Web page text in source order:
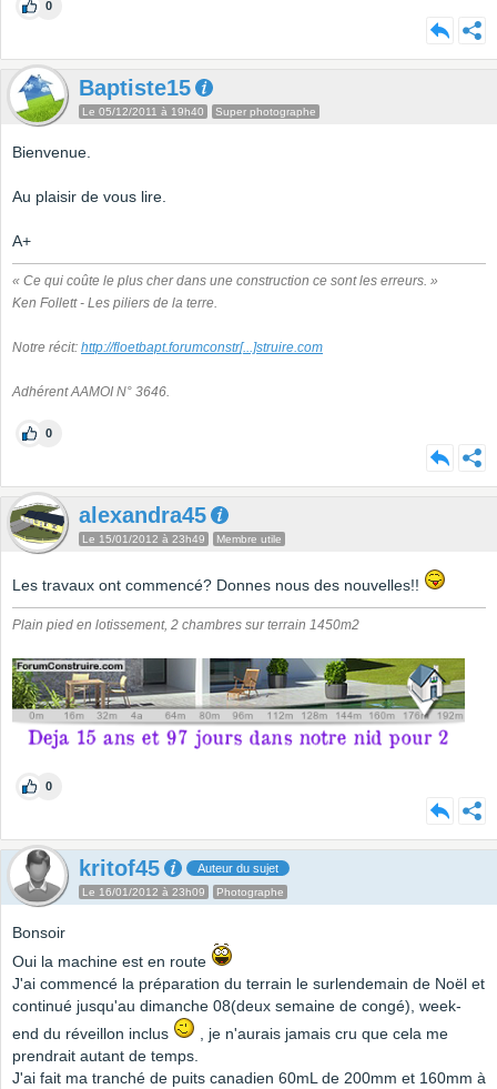
0
Baptiste15
Le 05/12/2011 à 19h40 Super photographe
Bienvenue.
Au plaisir de vous lire.
A+
« Ce qui coûte le plus cher dans une construction ce sont les erreurs. »
Ken Follett - Les piliers de la terre.
Notre récit: http://floetbapt.forumconstr[...]struire.com
Adhérent AAMOI N° 3646.
0
alexandra45
Le 15/01/2012 à 23h49 Membre utile
Les travaux ont commencé? Donnes nous des nouvelles!!
Plain pied en lotissement, 2 chambres sur terrain 1450m2
0
kritof45 Auteur du sujet
Le 16/01/2012 à 23h09 Photographe
Bonsoir
Oui la machine est en route
J'ai commencé la préparation du terrain le surlendemain de Noël et
continué jusqu'au dimanche 08(deux semaine de congé), week-
end du réveillon inclus
, je n'aurais jamais cru que cela me
prendrait autant de temps.
J'ai fait ma tranché de puits canadien 60mL de 200mm et 160mm à